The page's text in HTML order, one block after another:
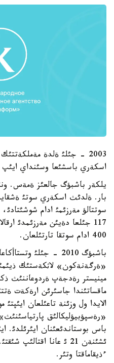
2003 - جئلئ ةلدة
اسكةري باسشئعا وسئنداي ايئپ
بار. ةلدئث اسكةري سوتئ
117 جئلعا دةيئن مةرزئمدئ
400 ادام سوتقا تارتئلعان.
باشبؤگ 2010 - جئلئ
«ةرگةنةكون» لاثكةستئك
مينيستر رةدجةپ ةردوعاننئث
ماقساتئندا جاسئرئن ارةكةت
الايدا ول وزئنة تاعئلعان
ءذيقاماقتا وتئر.